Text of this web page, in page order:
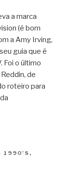
a marca
(é bom
a Amy Irving,
guia que é
Foi o último
de
roteiro para
1990'S ,